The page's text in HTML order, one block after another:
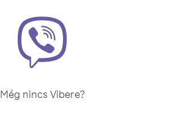
Még nincs Vibere?